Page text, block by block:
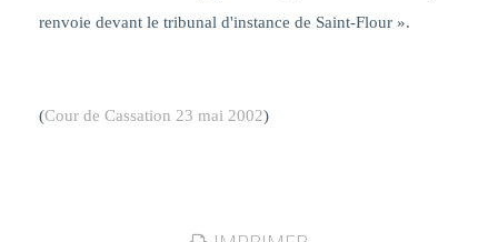
renvoie devant le tribunal d'instance de Saint-Flour ».
(Cour de Cassation 23 mai 2002)